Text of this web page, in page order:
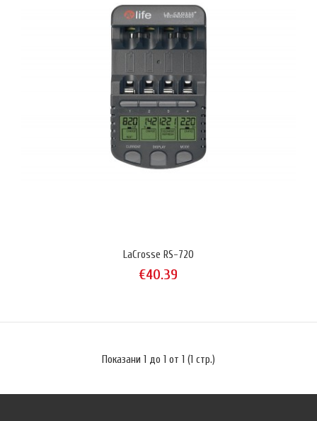
LaCrosse RS-720
LaCrosse RS720 (Alpha Power BC-720) модел 2014 е интелигентно
LaCrosse RS-720
€40.39
Показани 1 до 1 от 1 (1 стр.)